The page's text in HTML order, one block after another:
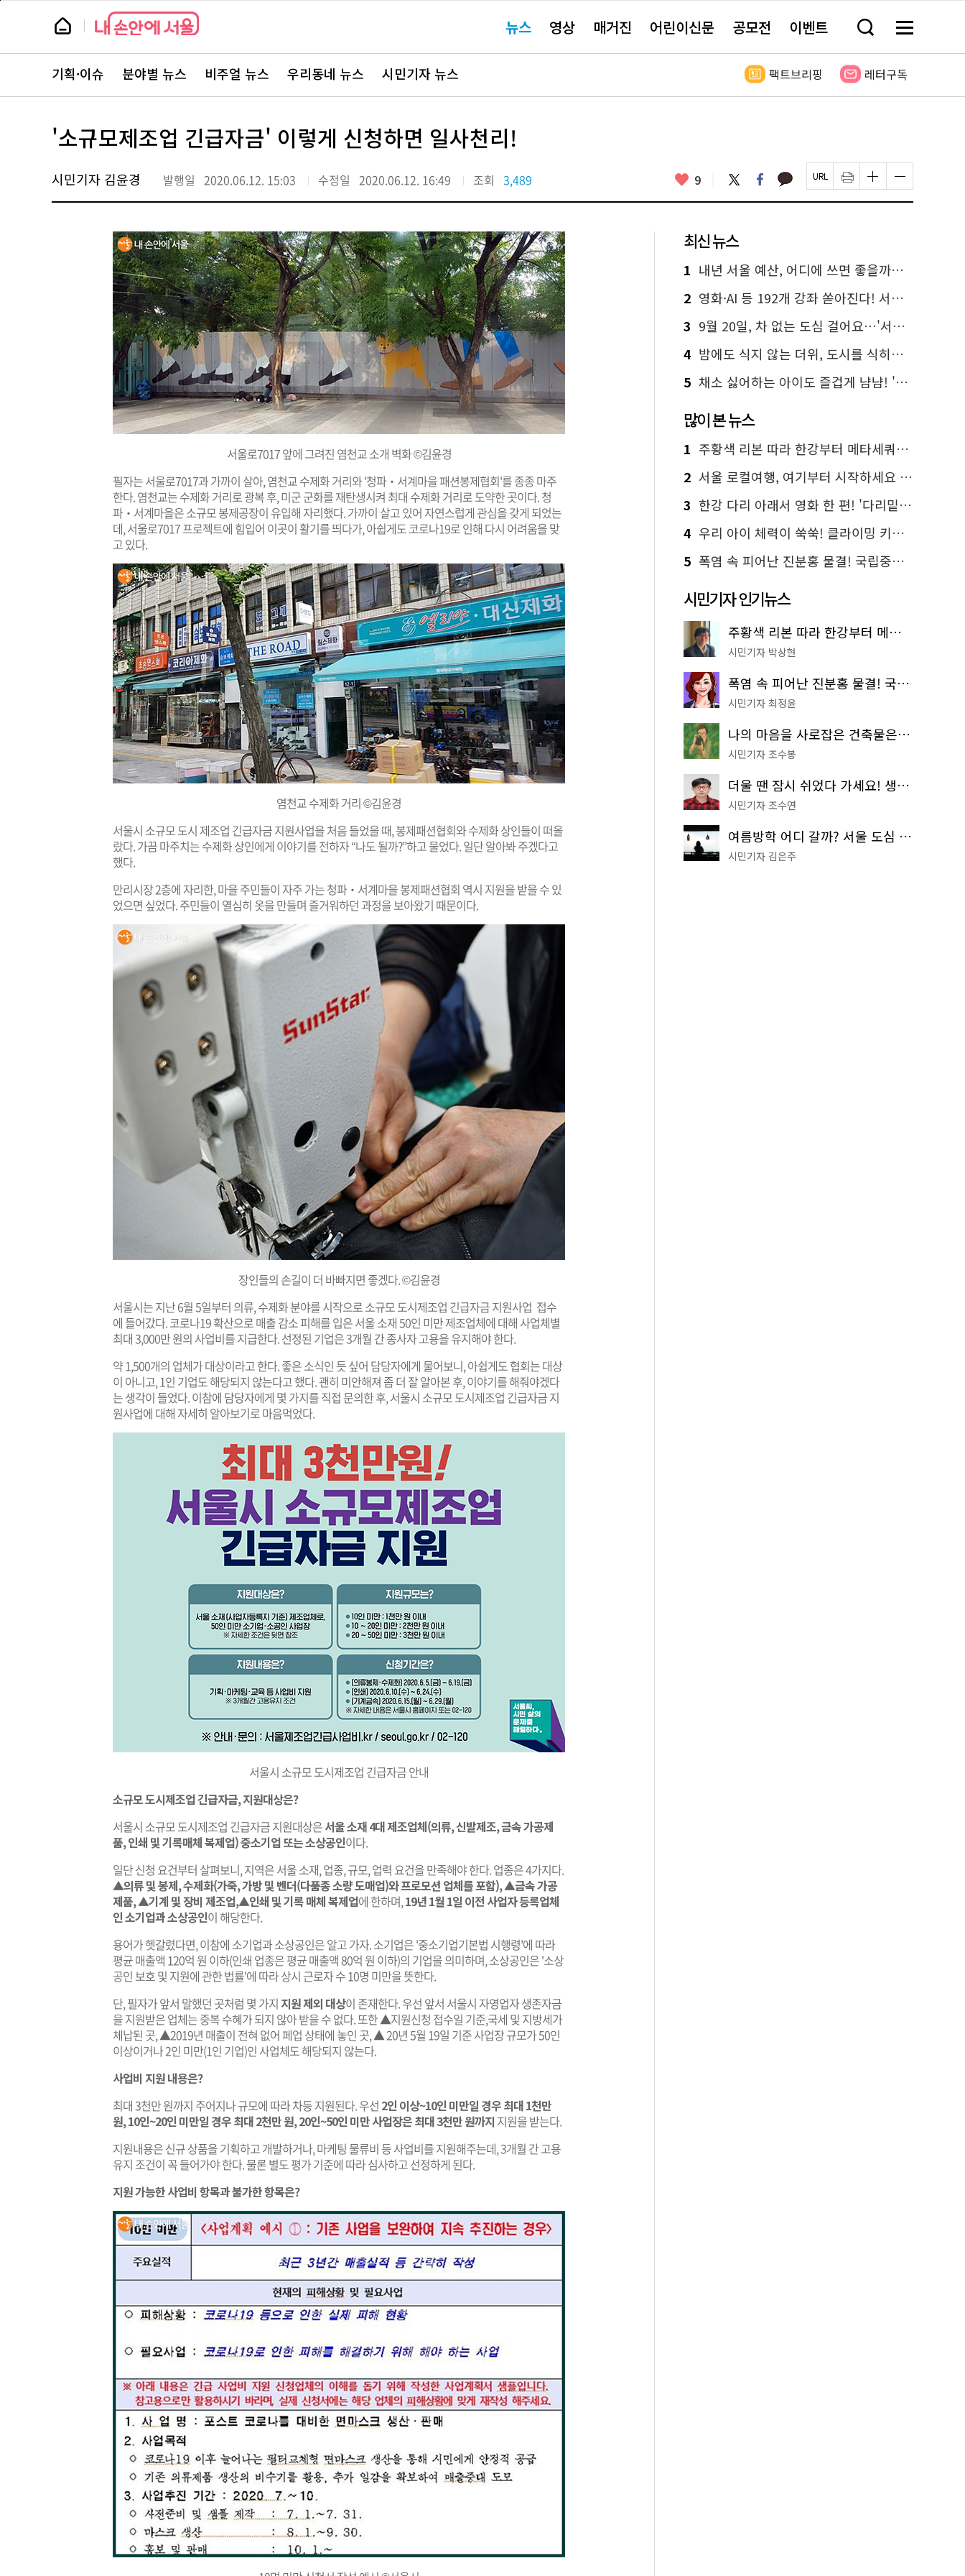
본
뉴
스 요뉴스 영상 매거진 어린이신문 공모전 이벤트 검
창
기
메
전
보
뉴
스
주
서
바
로
기획·이슈 분야별 뉴스 비주얼 뉴스 우리동네 뉴스 시민기자 뉴스 팩트브리핑 레터구독
'소규모제조업 긴급자금' 이렇게 신청하면 일사천리!
시민기자 김윤경 발행일 2020.06.12. 15:03 수정일 2020.06.12. 16:49 조회 3,489 좋
요
9 트
위
터
페
이
스
카
카 페
이
지
인
쇄
하
글
자
크
하
기
글
자
크
하
서울로7017 앞에 그려진 염천교 소개 벽화 ©김윤경
필자는 서울로7017과 가까이 살아, 염천교 수제화 거리와 '청파‧서계마을 패션봉제협회'를 종종 마주
한다. 염천교는 수제화 거리로 광복 후, 미군 군화를 재탄생시켜 최대 수제화 거리로 도약한 곳이다. 청
파‧서계마을은 소규모 봉제공장이 유입해 자리했다. 가까이 살고 있어 자연스럽게 관심을 갖게 되었는
데, 서울로7017 프로젝트에 힘입어 이곳이 활기를 띄다가, 아쉽게도 코로나19로 인해 다시 어려움을 맞
고 있다.
염천교 수제화 거리 ©김윤경
서울시 소규모 도시 제조업 긴급자금 지원사업을 처음 들었을 때, 봉제패션협회와 수제화 상인들이 떠올
랐다. 가끔 마주치는 수제화 상인에게 이야기를 전하자 “나도 될까?”하고 물었다. 일단 알아봐 주겠다고
했다.
만리시장 2층에 자리한, 마을 주민들이 자주 가는 청파‧서계마을 봉제패션협회 역시 지원을 받을 수 있
었으면 싶었다. 주민들이 열심히 옷을 만들며 즐거워하던 과정을 보아왔기 때문이다.
장인들의 손길이 더 바빠지면 좋겠다. ©김윤경
서울시는 지난 6월 5일부터 의류, 수제화 분야를 시작으로 소규모 도시제조업 긴급자금 지원사업 접수
에 들어갔다. 코로나19 확산으로 매출 감소 피해를 입은 서울 소재 50인 미만 제조업체에 대해 사업체별
최대 3,000만 원의 사업비를 지급한다. 선정된 기업은 3개월 간 종사자 고용을 유지해야 한다.
약 1,500개의 업체가 대상이라고 한다. 좋은 소식인 듯 싶어 담당자에게 물어보니, 아쉽게도 협회는 대상
이 아니고, 1인 기업도 해당되지 않는다고 했다. 괜히 미안해져 좀 더 잘 알아본 후, 이야기를 해줘야겠다
는 생각이 들었다. 이참에 담당자에게 몇 가지를 직접 문의한 후, 서울시 소규모 도시제조업 긴급자금 지
원사업에 대해 자세히 알아보기로 마음먹었다.
서울시 소규모 도시제조업 긴급자금 안내
소규모 도시제조업 긴급자금, 지원대상은?
서울시 소규모 도시제조업 긴급자금 지원대상은서울 소재 4대 제조업체(의류, 신발제조, 금속 가공제
품, 인쇄 및 기록매체 복제업) 중소기업 또는 소상공인이다.
일단 신청 요건부터 살펴보니, 지역은 서울 소재, 업종, 규모, 업력 요건을 만족해야 한다. 업종은 4가지다.
▲의류 및 봉제, 수제화(가죽, 가방 및 벤더(다품종 소량 도매업)와 프로모션 업체를 포함), ▲금속 가공
제품, ▲기계 및 장비 제조업,▲인쇄 및 기록 매체 복제업에 한하며,19년 1월 1일 이전 사업자 등록업체
인 소기업과 소상공인이 해당한다.
용어가 헷갈렸다면, 이참에 소기업과 소상공인은 알고 가자. 소기업은 '중소기업기본법 시행령'에 따라
평균 매출액 120억 원 이하(인쇄 업종은 평균 매출액 80억 원 이하)의 기업을 의미하며, 소상공인은 '소상
공인 보호 및 지원에 관한 법률'에 따라 상시 근로자 수 10명 미만을 뜻한다.
단, 필자가 앞서 말했던 곳처럼 몇 가지 지원 제외 대상이 존재한다. 우선 앞서 서울시 자영업자 생존자금
을 지원받은 업체는 중복 수혜가 되지 않아 받을 수 없다. 또한 ▲지원신청 접수일 기준,국세 및 지방세가
체납된 곳, ▲2019년 매출이 전혀 없어 페업 상태에 놓인 곳, ▲ 20년 5월 19일 기준 사업장 규모가 50인
이상이거나 2인 미만(1인 기업)인 사업체도 해당되지 않는다.
사업비 지원 내용은?
최대 3천만 원까지 주어지나 규모에 따라 차등 지원된다. 우선 2인 이상~10인 미만일 경우 최대 1천만
원, 10인~20인 미만일 경우 최대 2천만 원, 20인~50인 미만 사업장은 최대 3천만 원까지 지원을 받는다.
지원내용은 신규 상품을 기획하고 개발하거나, 마케팅 물류비 등 사업비를 지원해주는데, 3개월 간 고용
유지 조건이 꼭 들어가야 한다. 물론 별도 평가 기준에 따라 심사하고 선정하게 된다.
지원 가능한 사업비 항목과 불가한 항목은?
최신 뉴스
1 내년 서울 예산, 어디에 쓰면 좋을까요? 온라인 투표
2 영화·AI 등 192개 강좌 쏟아진다! 서울시민대학 선착순 신청
3 9월 20일, 차 없는 도심 걸어요…'서울 걷자 페스티벌' 선착순 5천명
4 밤에도 식지 않는 더위, 도시를 식히는 시원한 해법은?
5 채소 싫어하는 아이도 즐겁게 냠냠! '찾아가는 서울시 식생활 교육' 현장
많이 본 뉴스
1 주황색 리본 따라 한강부터 메타세쿼이아 숲길까지…서울둘레길 15코스
2 서울 로컬여행, 여기부터 시작하세요 '서울에디션25'
3 한강 다리 아래서 영화 한 편! '다리밑 영화관' 무료 상영
4 우리 아이 체력이 쑥쑥! 클라이밍 키즈카페·어린이 체력장
5 폭염 속 피어난 진분홍 물결! 국립중앙박물관 배롱나무 명소
시민기자 인기뉴스
주황색 리본 따라 한강부터 메타세쿼이아 숲길까지…서울둘레길 15코스
시민기자 박상현
폭염 속 피어난 진분홍 물결! 국립중앙박물관 배롱나무 명소
시민기자 최정윤
나의 마음을 사로잡은 건축물은? '서울시 건축상' 수상작 공개!
시민기자 조수봉
더울 땐 잠시 쉬었다 가세요! 생수 냉장고부터 해피소·무더위쉼터까지
시민기자 조수연
여름방학 어디 갈까? 서울 도심 무료 실내 여행 코스 추천
시민기자 김은주
페